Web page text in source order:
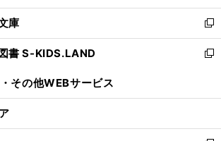
開
く
ウ
で
開
く
ン
ド
ウ
で
ウ
ィ
ン
ド
開
庫
新
し
い
ン
ウ
書 S-KIDS.LAND
新
ウ
ン
その他WEBサービス